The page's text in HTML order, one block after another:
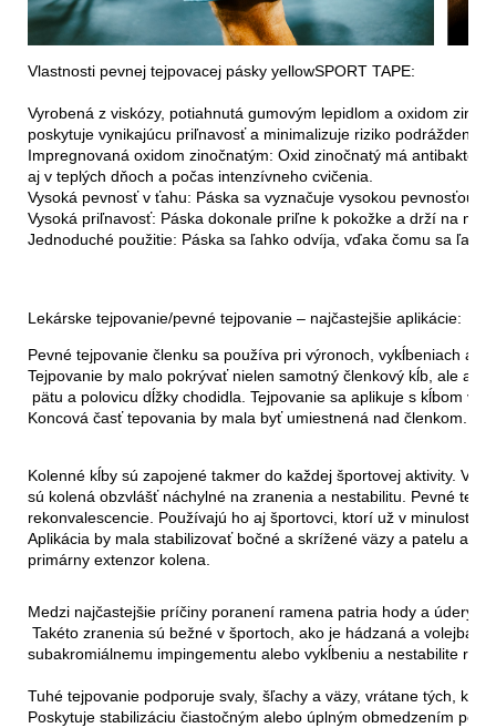
Vlastnosti pevnej tejpovacej pásky yellowSPORT TAPE:
Vyrobená z viskózy, potiahnutá gumovým lepidlom a oxidom
poskytuje vynikajúcu priľnavosť a minimalizuje riziko podráždenia.
Impregnovaná oxidom zinočnatým: Oxid zinočnatý má
aj v teplých dňoch a počas intenzívneho cvičenia.
Vysoká pevnosť v ťahu: Páska sa vyznačuje vysokou pevnosťou
Vysoká priľnavosť: Páska dokonale priľne k pokožke a drží na
Jednoduché použitie: Páska sa ľahko odvíja, vďaka čomu sa
Lekárske tejpovanie/pevné tejpovanie – najčastejšie aplikácie:
Pevné tejpovanie členku sa používa pri výronoch, vykĺbeniach a
Tejpovanie by malo pokrývať nielen samotný členkový kĺb, ale aj
pätu a polovicu dĺžky chodidla. Tejpovanie sa aplikuje s kĺbom v
Koncová časť tepovania by mala byť umiestnená nad členkom.
Kolenné kĺby sú zapojené takmer do každej športovej aktivity. V
sú kolená obzvlášť náchylné na zranenia a nestabilitu. Pevné
rekonvalescencie. Používajú ho aj športovci, ktorí už v minulosti
Aplikácia by mala stabilizovať bočné a skrížené väzy a patelu a
primárny extenzor kolena.
Medzi najčastejšie príčiny poranení ramena patria hody a údery
Takéto zranenia sú bežné v športoch, ako je hádzaná a
subakromiálnemu impingementu alebo vykĺbeniu a nestabilite
Tuhé tejpovanie podporuje svaly, šľachy a väzy, vrátane tých,
Poskytuje stabilizáciu čiastočným alebo úplným obmedzením